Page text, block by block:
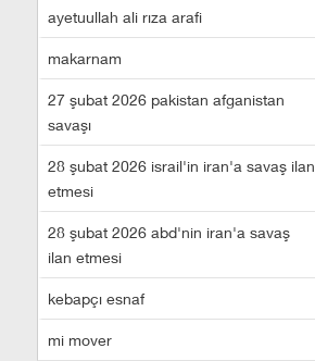
ayetuullah ali rıza arafi
makarnam
27 şubat 2026 pakistan afganistan
savaşı
28 şubat 2026 israil'in iran'a savaş ilan
etmesi
28 şubat 2026 abd'nin iran'a savaş
ilan etmesi
kebapçı esnaf
mi mover